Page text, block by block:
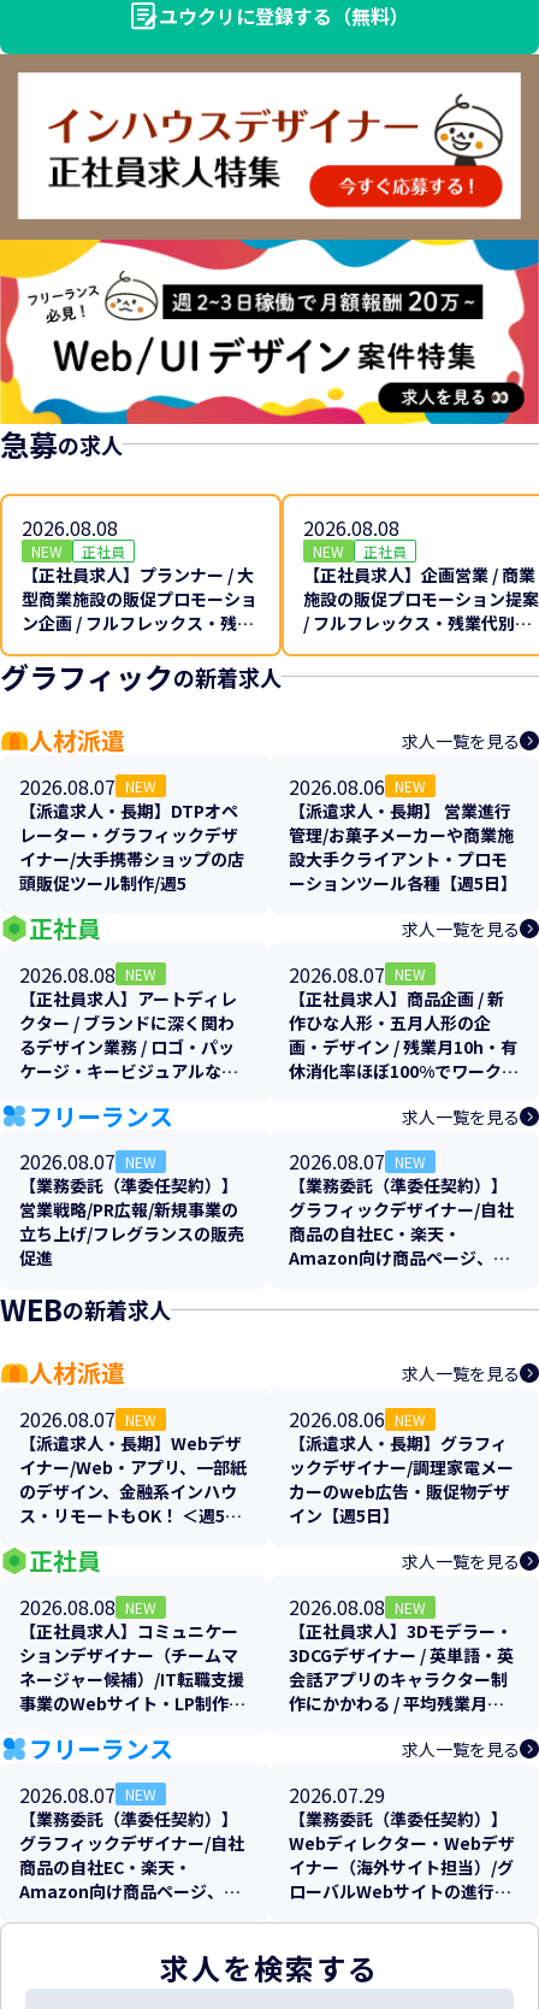
ユウクリに登録する（無料）
急募の求人
2026.08.08
NEW 正社員
【正社員求人】プランナー / 大
型商業施設の販促プロモーショ
ン企画 / フルフレックス・残業
2026.08.08
NEW 正社員
【正社員求人】企画営業 / 商業
施設の販促プロモーション提案
/ フルフレックス・残業代別途
グラフィックの新着求人
人材派遣 求人一覧を見る
2026.08.07 NEW
【派遣求人・長期】DTPオペ
レーター・グラフィックデザ
イナー/大手携帯ショップの店
頭販促ツール制作/週5
2026.08.06 NEW
【派遣求人・長期】 営業進行
管理/お菓子メーカーや商業施
設大手クライアント・プロモ
ーションツール各種【週5日】
正社員 求人一覧を見る
2026.08.08 NEW
【正社員求人】アートディレ
クター / ブランドに深く関わ
るデザイン業務 / ロゴ・パッ
ケージ・キービジュアルなど
祝休み
2026.08.07 NEW
【正社員求人】商品企画 / 新
作ひな人形・五月人形の企
画・デザイン / 残業月10h・有
休消化率ほぼ100%でワークラ
フリーランス 求人一覧を見る
2026.08.07 NEW
【業務委託（準委任契約）】
営業戦略/PR広報/新規事業の
立ち上げ/フレグランスの販売
促進
2026.08.07 NEW
【業務委託（準委任契約）】
グラフィックデザイナー/自社
商品の自社EC・楽天・
Amazon向け商品ページ、各
支援
WEBの新着求人
人材派遣 求人一覧を見る
2026.08.07 NEW
【派遣求人・長期】Webデザ
イナー/Web・アプリ、一部紙
のデザイン、金融系インハウ
ス・リモートもOK！ ＜週5日
2026.08.06 NEW
【派遣求人・長期】グラフィ
ックデザイナー/調理家電メー
カーのweb広告・販促物デザ
イン【週5日】
正社員 求人一覧を見る
2026.08.08 NEW
【正社員求人】コミュニケー
ションデザイナー（チームマ
ネージャー候補）/IT転職支援
事業のWebサイト・LP制作/
週2リモート可
2026.08.08 NEW
【正社員求人】3Dモデラー・
3DCGデザイナー / 英単語・英
会話アプリのキャラクター制
作にかかわる / 平均残業月
フリーランス 求人一覧を見る
2026.08.07 NEW
【業務委託（準委任契約）】
グラフィックデザイナー/自社
商品の自社EC・楽天・
Amazon向け商品ページ、各
2026.07.29
【業務委託（準委任契約）】
Webディレクター・Webデザ
イナー（海外サイト担当）/グ
ローバルWebサイトの進行管
求人を検索する